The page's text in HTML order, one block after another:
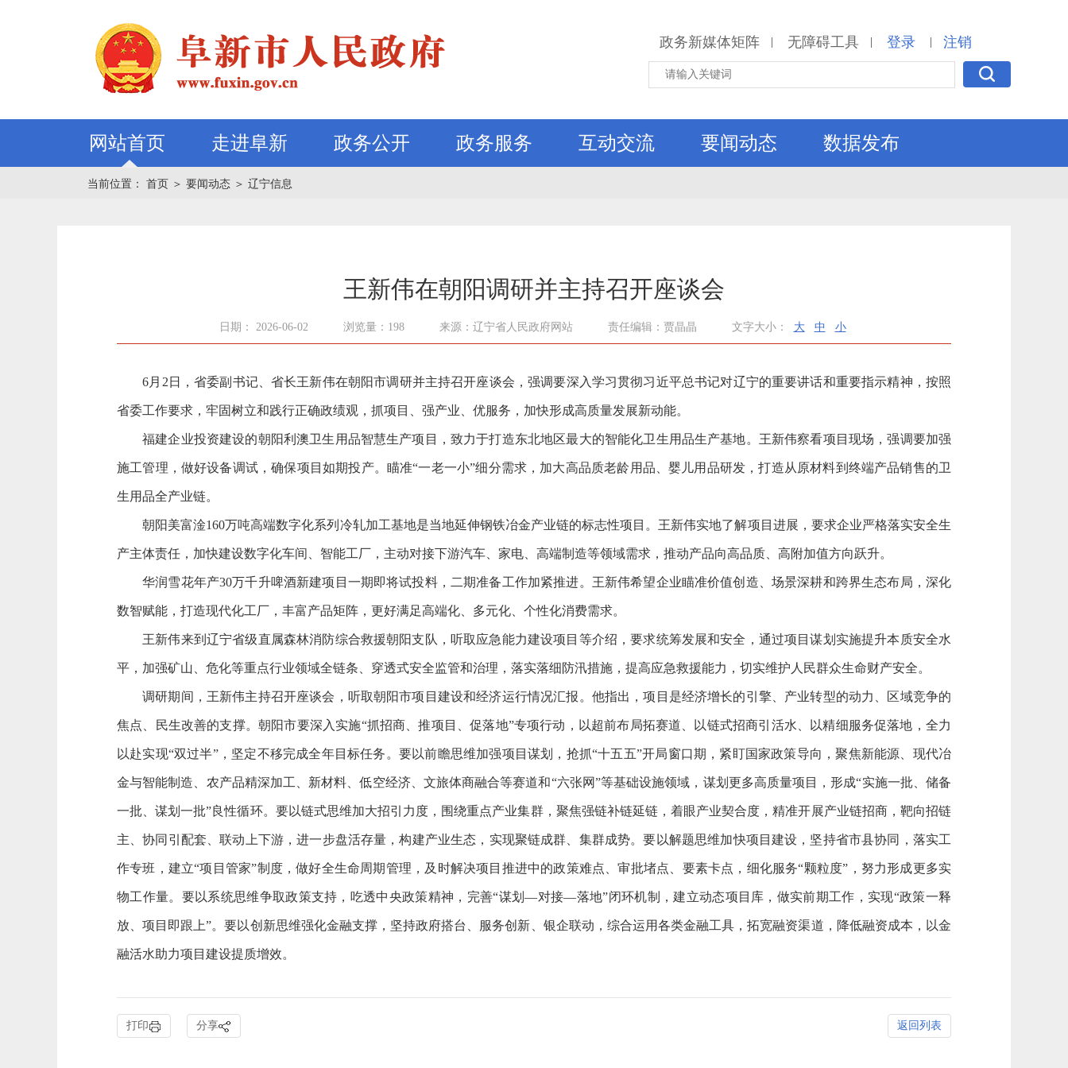
政务新媒体矩阵 | 无障碍工具 | 登录 | 注销
网站首页 走进阜新 政务公开 政务服务 互动交流 要闻动态 数据发布
当前位置： 首页 ＞ 要闻动态 ＞ 辽宁信息
王新伟在朝阳调研并主持召开座谈会
日期： 2026-06-02 浏览量：198 来源：辽宁省人民政府网站 责任编辑：贾晶晶 文字大小： 大 中 小
6月2日，省委副书记、省长王新伟在朝阳市调研并主持召开座谈会，强调要深入学习贯彻习近平总书记对辽宁的重要讲话和重要指示精神，按照
省委工作要求，牢固树立和践行正确政绩观，抓项目、强产业、优服务，加快形成高质量发展新动能。
福建企业投资建设的朝阳利澳卫生用品智慧生产项目，致力于打造东北地区最大的智能化卫生用品生产基地。王新伟察看项目现场，强调要加强
施工管理，做好设备调试，确保项目如期投产。瞄准“一老一小”细分需求，加大高品质老龄用品、婴儿用品研发，打造从原材料到终端产品销售的卫
生用品全产业链。
朝阳美富淦160万吨高端数字化系列冷轧加工基地是当地延伸钢铁冶金产业链的标志性项目。王新伟实地了解项目进展，要求企业严格落实安全生
产主体责任，加快建设数字化车间、智能工厂，主动对接下游汽车、家电、高端制造等领域需求，推动产品向高品质、高附加值方向跃升。
华润雪花年产30万千升啤酒新建项目一期即将试投料，二期准备工作加紧推进。王新伟希望企业瞄准价值创造、场景深耕和跨界生态布局，深化
数智赋能，打造现代化工厂，丰富产品矩阵，更好满足高端化、多元化、个性化消费需求。
王新伟来到辽宁省级直属森林消防综合救援朝阳支队，听取应急能力建设项目等介绍，要求统筹发展和安全，通过项目谋划实施提升本质安全水
平，加强矿山、危化等重点行业领域全链条、穿透式安全监管和治理，落实落细防汛措施，提高应急救援能力，切实维护人民群众生命财产安全。
调研期间，王新伟主持召开座谈会，听取朝阳市项目建设和经济运行情况汇报。他指出，项目是经济增长的引擎、产业转型的动力、区域竞争的
焦点、民生改善的支撑。朝阳市要深入实施“抓招商、推项目、促落地”专项行动，以超前布局拓赛道、以链式招商引活水、以精细服务促落地，全力
以赴实现“双过半”，坚定不移完成全年目标任务。要以前瞻思维加强项目谋划，抢抓“十五五”开局窗口期，紧盯国家政策导向，聚焦新能源、现代冶
金与智能制造、农产品精深加工、新材料、低空经济、文旅体商融合等赛道和“六张网”等基础设施领域，谋划更多高质量项目，形成“实施一批、储备
一批、谋划一批”良性循环。要以链式思维加大招引力度，围绕重点产业集群，聚焦强链补链延链，着眼产业契合度，精准开展产业链招商，靶向招链
主、协同引配套、联动上下游，进一步盘活存量，构建产业生态，实现聚链成群、集群成势。要以解题思维加快项目建设，坚持省市县协同，落实工
作专班，建立“项目管家”制度，做好全生命周期管理，及时解决项目推进中的政策难点、审批堵点、要素卡点，细化服务“颗粒度”，努力形成更多实
物工作量。要以系统思维争取政策支持，吃透中央政策精神，完善“谋划—对接—落地”闭环机制，建立动态项目库，做实前期工作，实现“政策一释
放、项目即跟上”。要以创新思维强化金融支撑，坚持政府搭台、服务创新、银企联动，综合运用各类金融工具，拓宽融资渠道，降低融资成本，以金
融活水助力项目建设提质增效。
打印 分享 返回列表